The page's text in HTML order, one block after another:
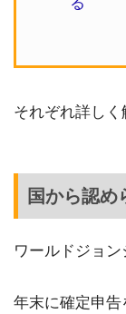
る
それぞれ詳しく
国から認め
ワールドジョ
年末に確定申